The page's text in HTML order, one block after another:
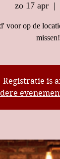
zo 17 apr
  |
voor op de
missen!
Registratie is